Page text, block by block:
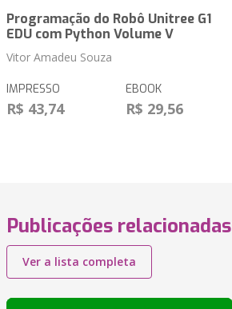
Programação do Robô Unitree G1
EDU com Python Volume V
Vitor Amadeu Souza
IMPRESSO
R$ 43,74
EBOOK
R$ 29,56
Publicações relacionadas
Ver a lista completa